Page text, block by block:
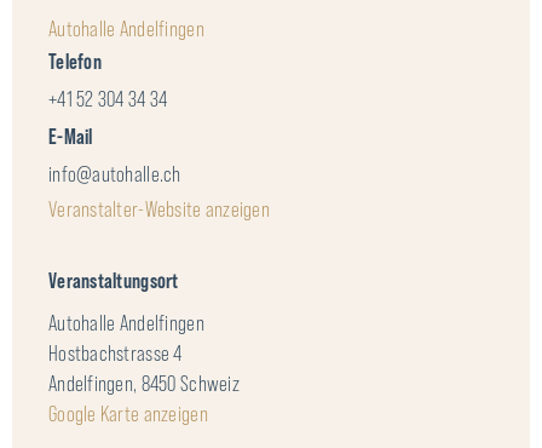
Autohalle Andelfingen
Telefon
+41 52 304 34 34
E-Mail
info@autohalle.ch
Veranstalter-Website anzeigen
Veranstaltungsort
Autohalle Andelfingen
Hostbachstrasse 4
Andelfingen, 8450Schweiz
Google Karte anzeigen